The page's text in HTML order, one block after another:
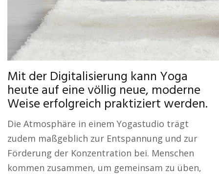
Mit der Digitalisierung kann Yoga
heute auf eine völlig neue, moderne
Weise erfolgreich praktiziert werden.
Die Atmosphäre in einem Yogastudio trägt
zudem maßgeblich zur Entspannung und zur
Förderung der Konzentration bei. Menschen
kommen zusammen, um gemeinsam zu üben,